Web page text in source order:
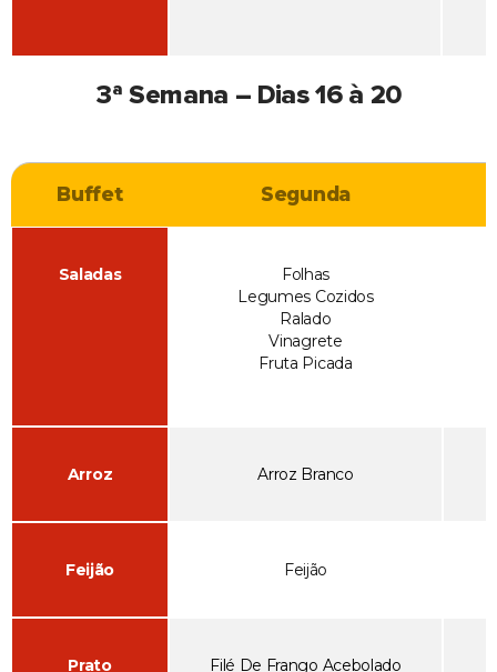
3ª Semana – Dias 16 à 20
Buffet Segunda
Saladas
Folhas
Legumes Cozidos
Ralado
Vinagrete
Fruta Picada
Arroz Arroz Branco
Feijão Feijão
Prato
Filé De Frango Acebolado